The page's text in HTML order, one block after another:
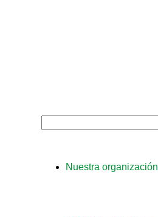
Nuestra organización